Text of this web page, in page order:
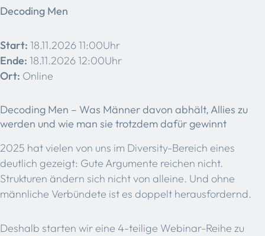
Decoding Men
Start: 18.11.2026 11:00Uhr
Ende: 18.11.2026 12:00Uhr
Ort: Online
Decoding Men – Was Männer davon abhält, Allies zu
werden und wie man sie trotzdem dafür gewinnt
2025 hat vielen von uns im Diversity-Bereich eines
deutlich gezeigt: Gute Argumente reichen nicht.
Strukturen ändern sich nicht von alleine. Und ohne
männliche Verbündete ist es doppelt herausfordernd.
Deshalb starten wir eine 4-teilige Webinar-Reihe zu